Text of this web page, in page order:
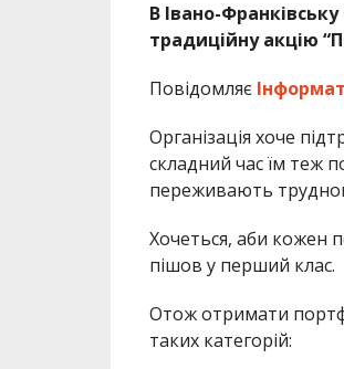
В Івано-
традиційну акцію
Повідомляє
Організація хоче
складний час їм теж
переживають
Хочеться, аби кожен
пішов у перший клас.
Отож отримати
таких категорій: